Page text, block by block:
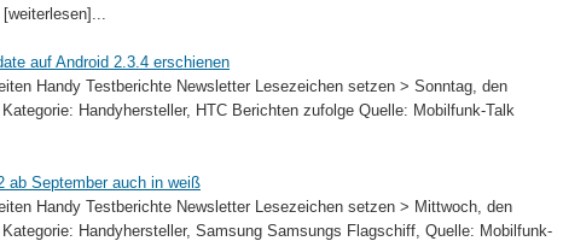
auf Android 2.3.4 erschienen
Handy Testberichte Newsletter Lesezeichen setzen > Sonntag, den
Handyhersteller, HTC Berichten zufolge Quelle: Mobilfunk-Talk
ab September auch in weiß
Handy Testberichte Newsletter Lesezeichen setzen > Mittwoch, den
Handyhersteller, Samsung Samsungs Flagschiff, Quelle: Mobilfunk-